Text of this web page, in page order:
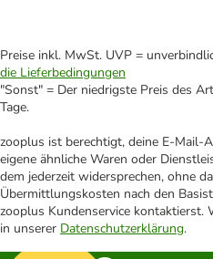
Preise inkl. MwSt. UVP =
die Lieferbedingungen
"Sonst" = Der niedrigste Preis des
Tage.
zooplus ist berechtigt, deine E-Mail-
eigene ähnliche Waren oder
dem jederzeit widersprechen, ohne
Übermittlungskosten nach den
zooplus Kundenservice
in unserer Datenschutzerklärung.